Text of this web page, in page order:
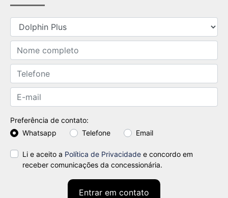
Preferência de contato:
Whatsapp
Telefone Email
Li e aceito a Política de Privacidade e concordo em
receber comunicações da concessionária.
Entrar em contato